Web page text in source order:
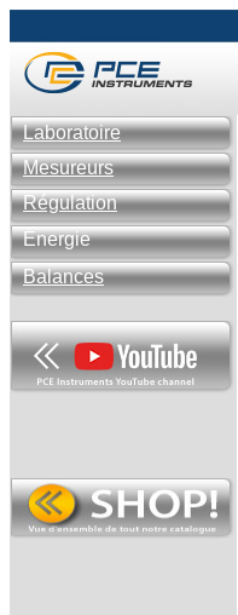
Laboratoire
Mesureurs
Régulation
Énergie
Balances